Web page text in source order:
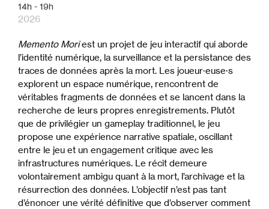
14h - 19h
2026
Memento Moriest un projet de jeu interactif qui aborde
l’identité numérique, la surveillance et la persistance des
traces de données après la mort. Les joueur·euse·s
explorent un espace numérique, rencontrent de
véritables fragments de données et se lancent dans la
recherche de leurs propres enregistrements. Plutôt
que de privilégier un gameplay traditionnel, le jeu
propose une expérience narrative spatiale, oscillant
entre le jeu et un engagement critique avec les
infrastructures numériques. Le récit demeure
volontairement ambigu quant à la mort, l’archivage et la
résurrection des données. L’objectif n’est pas tant
d’énoncer une vérité définitive que d’observer comment